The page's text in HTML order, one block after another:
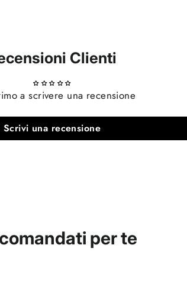
Clienti
a scrivere una recensione
Scrivi una recensione
per te